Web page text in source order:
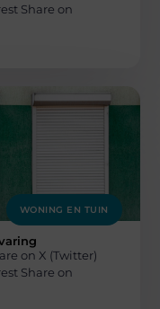
Share on
WONING EN TUIN
on X (Twitter)
Share on